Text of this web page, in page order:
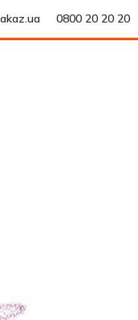
0800 20 20 20